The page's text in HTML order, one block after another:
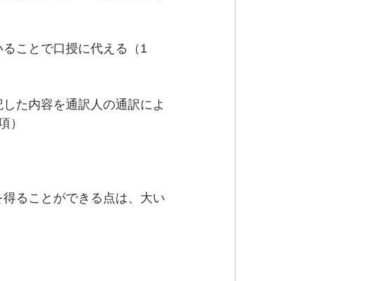
ことで口授に代える（1
た内容を通訳人の通訳によ
）
ることができる点は、大い